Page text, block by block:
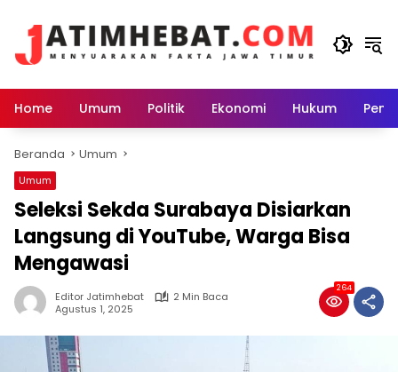
Home Umum Politik Ekonomi Hukum
Beranda Umum
Umum
Seleksi Sekda Surabaya Disiarkan
Langsung di YouTube, Warga Bisa
Mengawasi
Editor Jatimhebat
2 Min Baca
Agustus 1, 2025
264